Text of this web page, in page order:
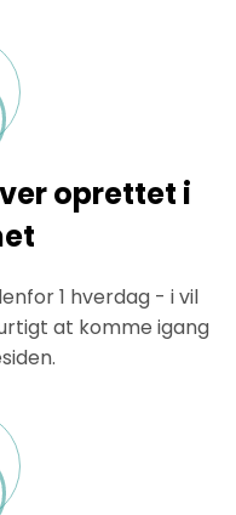
oprettet i
1 hverdag - i vil
at komme igang